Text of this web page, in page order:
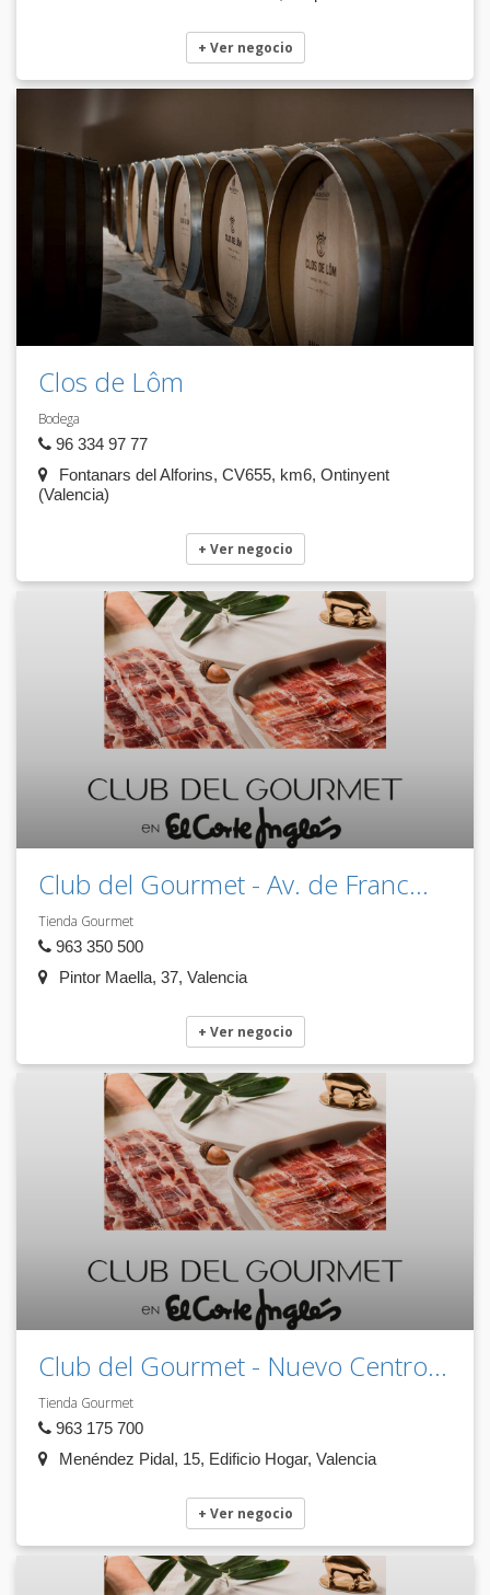
+ Ver negocio
Clos de Lôm
Bodega
96 334 97 77
Fontanars del Alforins, CV655, km6, Ontinyent
(Valencia)
+ Ver negocio
Club del Gourmet - Av. de Franc...
Tienda Gourmet
963 350 500
Pintor Maella, 37, Valencia
+ Ver negocio
Club del Gourmet - Nuevo Centro...
Tienda Gourmet
963 175 700
Menéndez Pidal, 15, Edificio Hogar, Valencia
+ Ver negocio